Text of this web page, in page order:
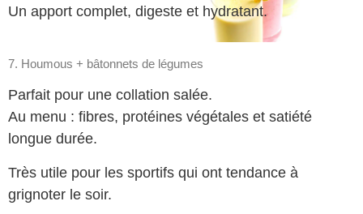
Un apport complet, digeste et hydratant.
7. Houmous + bâtonnets de légumes
Parfait pour une collation salée.
Au menu : fibres, protéines végétales et satiété
longue durée.
Très utile pour les sportifs qui ont tendance à
grignoter le soir.